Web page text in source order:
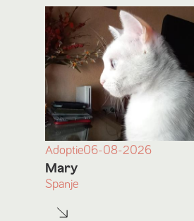
Adoptie06-08-2026
Mary
Spanje